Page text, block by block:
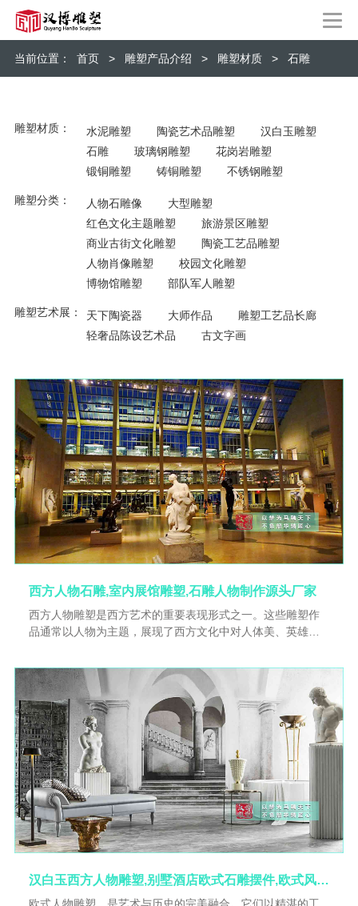
当前位置： 首页 > 雕塑产品介绍 > 雕塑材质 > 石雕
雕塑材质： 水泥雕塑 陶瓷艺术品雕塑
汉白玉雕塑
石雕
玻璃钢雕塑
花岗岩雕塑
锻铜雕塑
铸铜雕塑 不锈钢雕塑
雕塑分类： 人物石雕像
大型雕塑
红色文化主题雕塑
旅游景区雕塑
商业古街文化雕塑
陶瓷工艺品雕塑
人物肖像雕塑
校园文化雕塑
博物馆雕塑
部队军人雕塑
雕塑艺术展： 天下陶瓷器 大师作品
雕塑工艺品长廊
轻奢品陈设艺术品
古文字画
西方人物石雕,室内展馆雕塑,石雕人物制作源头厂家
西方人物雕塑是西方艺术的重要表现形式之一。这些雕塑作
品通常以人物为主题，展现了西方文化中对人体美、英雄主
达到了一个高峰。雕塑家们以完美的人体比例和优雅的姿
态，塑造出了众多神祇和英雄的形象。这些作品体现了古希
腊人对人体美的崇尚和对理想生活的向往。中世纪时期，西
方人物雕塑主要以宗教题材为主。雕塑家们通过对耶稣、圣
母玛利亚等宗教人物的塑造，表达了对宗教信仰的虔诚。到
了文艺复兴时期，西方人物雕塑再次焕发出新的活力。艺术
家们借鉴古希腊和罗马的艺术风格，强调人体的真实感和立
体感，同时也融入了人文主义的思想。西方人物雕塑不仅具
有艺术价值，还反映了西方历史和文化的发展变迁。
汉白玉西方人物雕塑,别墅酒店欧式石雕摆件,欧式风格雕塑制作厂家
欧式人物雕塑，是艺术与历史的完美融合。它们以精湛的工